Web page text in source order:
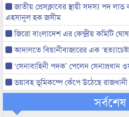
জাতীয় প্রেসক্লাবের স্থায়ী সদস্য পদ
এহসানুল হক জসীম
জিরো বাংলাদেশ এর কেন্দ্রীয় কমিটি
আদালতে বিয়ানীবাজারের এক
‘সেনাবাহিনী পদক’ পেলেন সেনাপ্রধান
ভয়াবহ ভূমিকম্পে কেঁপে উঠেছে
সর্বশেষ